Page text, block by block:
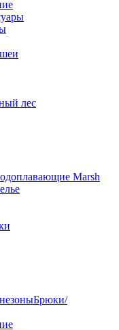
лес
Marsh
Брюки/